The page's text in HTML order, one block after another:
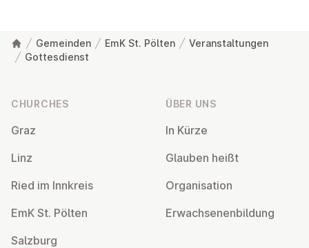
Gemeinden EmK St. Pölten
Veranstaltungen
Gottesdienst
CHURCHES
Graz
Linz
Ried im Innkreis
EmK St. Pölten
Salzburg
ÜBER UNS
In Kürze
Glauben heißt
Or­gan­isa­tion
Er­wach­sen­en­bildung